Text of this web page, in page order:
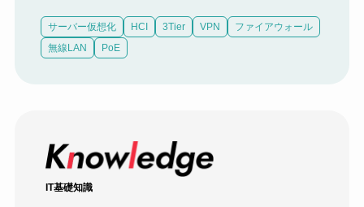
サーバー仮想化 HCI 3Tier VPN
ファイアウォール
無線LAN
PoE
IT基礎知識